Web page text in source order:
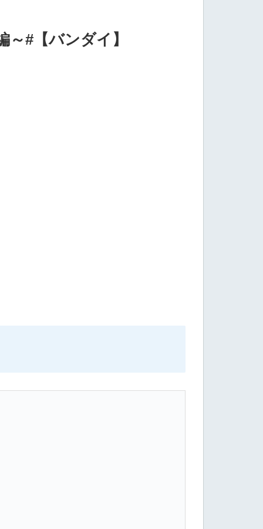
#【バンダイ】